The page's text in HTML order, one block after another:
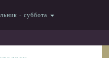
- суббота